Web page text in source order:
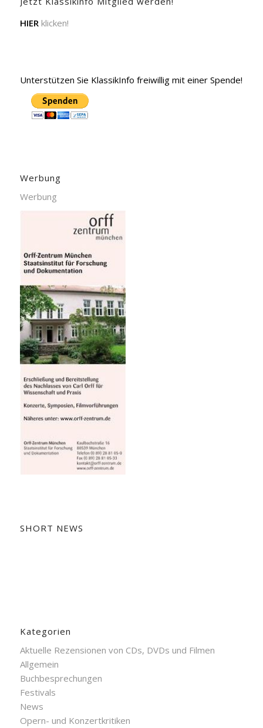
HIER klicken!
Unterstützen Sie KlassikInfo freiwillig mit einer Spende!
Werbung
Werbung
SHORT NEWS
Kategorien
Aktuelle Rezensionen von CDs, DVDs und Filmen
Allgemein
Buchbesprechungen
Festivals
News
Opern- und Konzertkritiken